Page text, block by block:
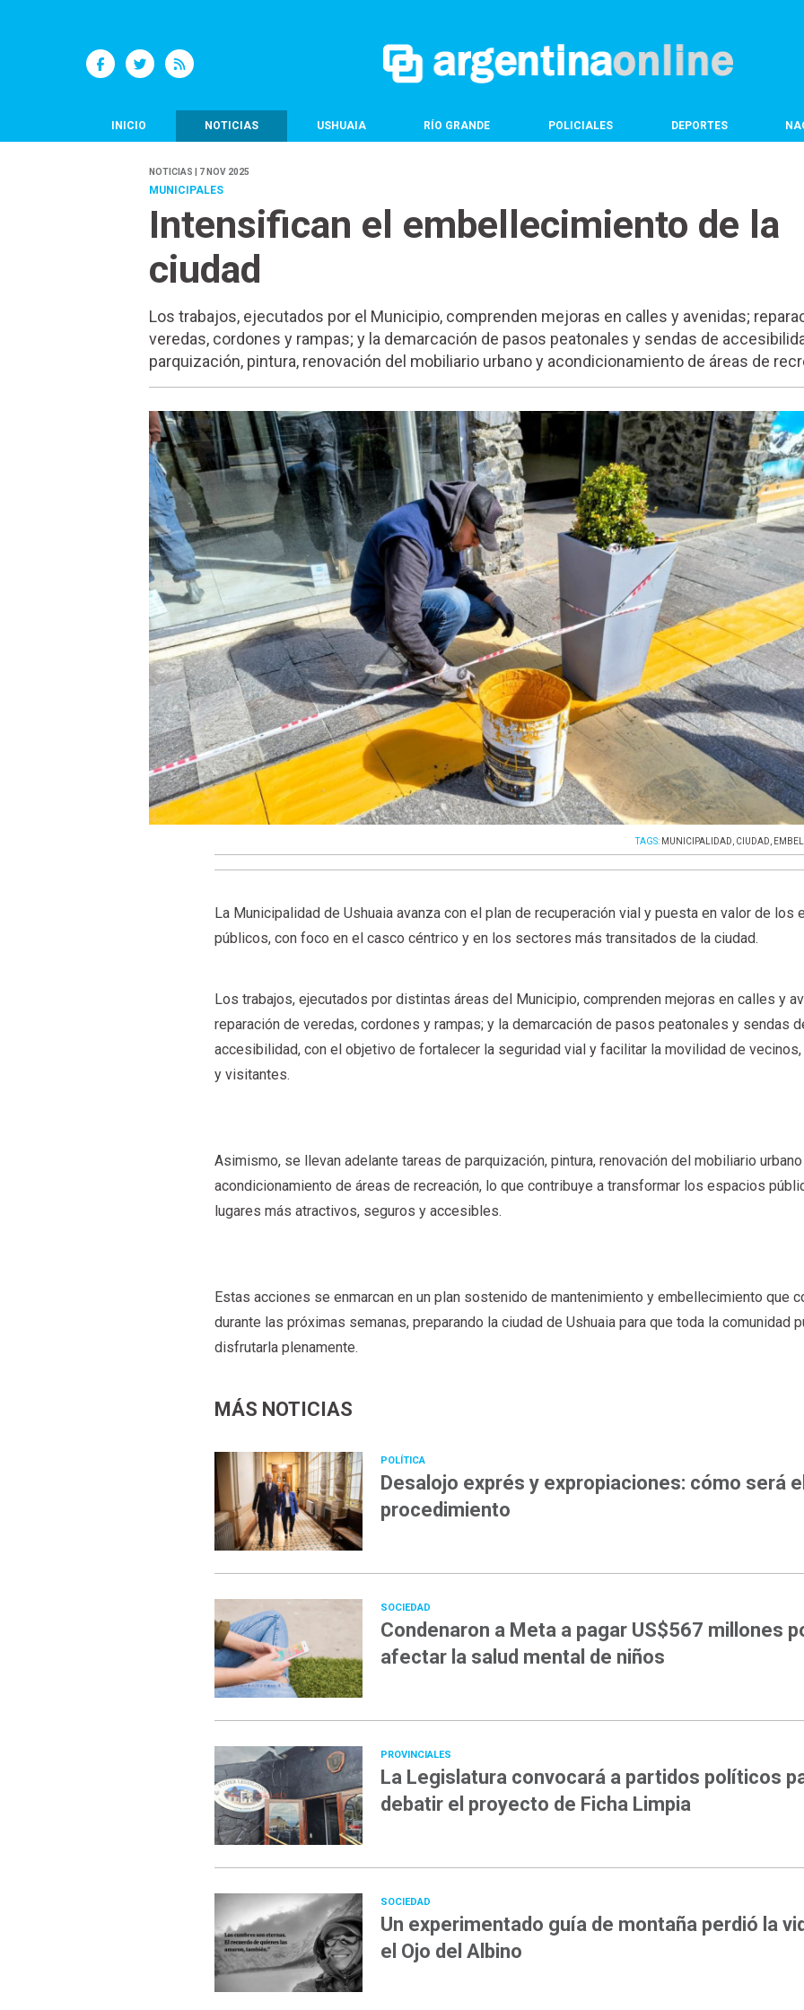
INICIO NOTICIAS USHUAIA RÍO GRANDE POLICIALES DEPORTES
NOTICIAS | 7 NOV 2025
MUNICIPALES
Intensifican el embellecimiento de la
ciudad
Los trabajos, ejecutados por el Municipio, comprenden mejoras en calles y avenidas;
veredas, cordones y rampas; y la demarcación de pasos peatonales y sendas de
parquización, pintura, renovación del mobiliario urbano y acondicionamiento de áreas de
TAGS: MUNICIPALIDAD CIUDAD
La Municipalidad de Ushuaia avanza con el plan de recuperación vial y puesta en valor de los
públicos, con foco en el casco céntrico y en los sectores más transitados de la ciudad.
Los trabajos, ejecutados por distintas áreas del Municipio, comprenden mejoras en calles y
reparación de veredas, cordones y rampas; y la demarcación de pasos peatonales y sendas
accesibilidad, con el objetivo de fortalecer la seguridad vial y facilitar la movilidad de
y visitantes.
Asimismo, se llevan adelante tareas de parquización, pintura, renovación del mobiliario
acondicionamiento de áreas de recreación, lo que contribuye a transformar los espacios
lugares más atractivos, seguros y accesibles.
Estas acciones se enmarcan en un plan sostenido de mantenimiento y embellecimiento que
durante las próximas semanas, preparando la ciudad de Ushuaia para que toda la comunidad
disfrutarla plenamente.
MÁS NOTICIAS
POLÍTICA
Desalojo exprés y expropiaciones: cómo será el
procedimiento
SOCIEDAD
Condenaron a Meta a pagar US$567 millones
afectar la salud mental de niños
PROVINCIALES
La Legislatura convocará a partidos políticos
debatir el proyecto de Ficha Limpia
SOCIEDAD
Un experimentado guía de montaña perdió la
el Ojo del Albino